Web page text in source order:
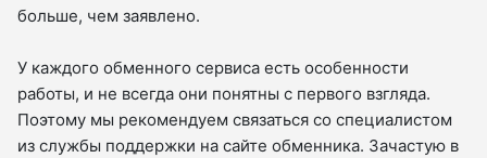
больше, чем заявлено.
У каждого обменного сервиса есть особенности
работы, и не всегда они понятны с первого взгляда.
Поэтому мы рекомендуем связаться со специалистом
из службы поддержки на сайте обменника. Зачастую в